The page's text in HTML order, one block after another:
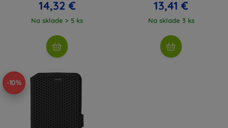
14,32 €
Na sklade > 5 ks
13,41 €
Na sklade 3 ks
-10%